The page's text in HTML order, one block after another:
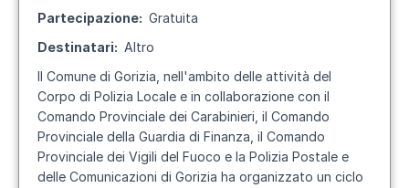
Partecipazione
Gratuita
Destinatari
Altro
Il Comune di Gorizia, nell'ambito delle attività del
Corpo di Polizia Locale e in collaborazione con il
Comando Provinciale dei Carabinieri, il Comando
Provinciale della Guardia di Finanza, il Comando
Provinciale dei Vigili del Fuoco e la Polizia Postale e
delle Comunicazioni di Gorizia ha organizzato un ciclo